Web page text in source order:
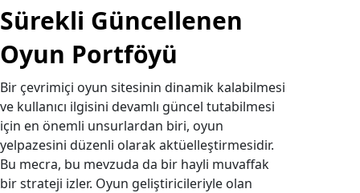
Sürekli Güncellenen
Oyun Portföyü
Bir çevrimiçi oyun sitesinin dinamik kalabilmesi
ve kullanıcı ilgisini devamlı güncel tutabilmesi
için en önemli unsurlardan biri, oyun
yelpazesini düzenli olarak aktüelleştirmesidir.
Bu mecra, bu mevzuda da bir hayli muvaffak
bir strateji izler. Oyun geliştiricileriyle olan